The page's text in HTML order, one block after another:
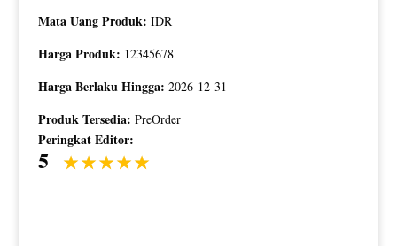
Mata Uang Produk: IDR
Harga Produk: 12345678
Harga Berlaku Hingga: 2026-12-31
Produk Tersedia: PreOrder
Peringkat Editor:
5